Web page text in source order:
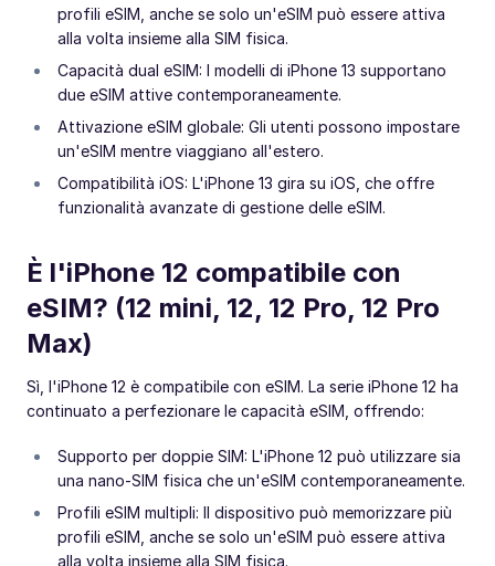
profili eSIM, anche se solo un'eSIM può essere attiva
alla volta insieme alla SIM fisica.
Capacità dual eSIM: I modelli di iPhone 13 supportano
due eSIM attive contemporaneamente.
Attivazione eSIM globale: Gli utenti possono impostare
un'eSIM mentre viaggiano all'estero.
Compatibilità iOS: L'iPhone 13 gira su iOS, che offre
funzionalità avanzate di gestione delle eSIM.
È l'iPhone 12 compatibile con
eSIM? (12 mini, 12, 12 Pro, 12 Pro
Max)
Sì, l'iPhone 12 è compatibile con eSIM. La serie iPhone 12 ha
continuato a perfezionare le capacità eSIM, offrendo:
Supporto per doppie SIM: L'iPhone 12 può utilizzare sia
una nano-SIM fisica che un'eSIM contemporaneamente.
Profili eSIM multipli: Il dispositivo può memorizzare più
profili eSIM, anche se solo un'eSIM può essere attiva
alla volta insieme alla SIM fisica.